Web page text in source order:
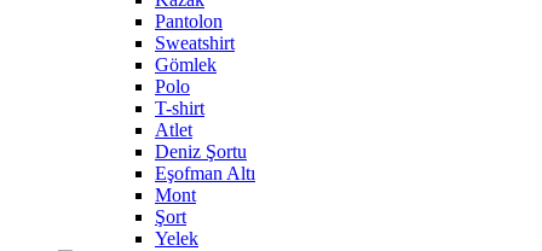
Pantolon
Sweatshirt
Gömlek
Polo
T-shirt
Atlet
Deniz Şortu
Eşofman Altı
Mont
Şort
Yelek